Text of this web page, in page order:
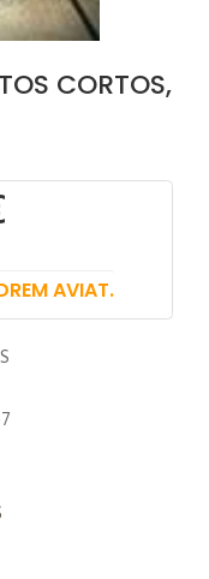
CORTOS,
AVIAT.